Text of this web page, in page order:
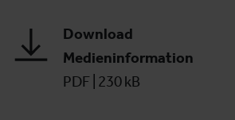
Download
Medieninformation
PDF 230 kB